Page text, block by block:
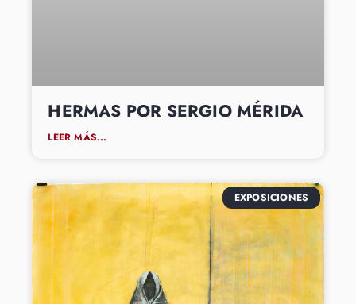
HERMAS POR SERGIO MÉRIDA
LEER MÁS...
EXPOSICIONES